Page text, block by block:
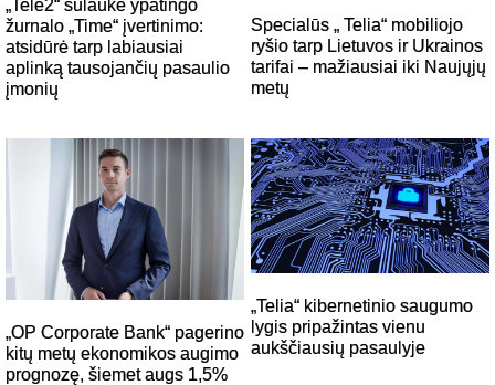
„Tele2“ sulaukė ypatingo
žurnalo „Time“ įvertinimo:
atsidūrė tarp labiausiai
aplinką tausojančių pasaulio
įmonių
Specialūs „ Telia“ mobiliojo
ryšio tarp Lietuvos ir Ukrainos
tarifai – mažiausiai iki Naujųjų
metų
„OP Corporate Bank“ pagerino
kitų metų ekonomikos augimo
prognozę, šiemet augs 1,5%
„Telia“ kibernetinio saugumo
lygis pripažintas vienu
aukščiausių pasaulyje